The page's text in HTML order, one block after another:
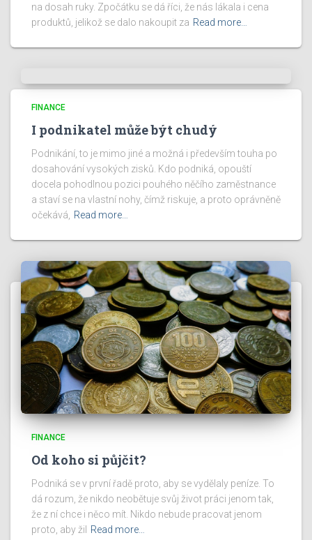
na dosah ruky. Zpočátku se dá říci, že nás lákala i cena
produktů, jelikož se dalo nakoupit za Read more…
FINANCE
I podnikatel může být chudý
Podnikání, to je mimo jiné a možná i především touha po
dosahování vysokých zisků. Kdo podniká, opouští
docela pohodlnou pozici pouhého něčího zaměstnance
a staví se na vlastní nohy, čímž riskuje, a proto oprávněně
očekává,
Read more…
FINANCE
Od koho si půjčit?
Podniká se v první řadě proto, aby se vydělaly peníze. To
dá rozum, že nikdo neobětuje svůj život práci jenom tak,
že z ní chce i něco mít. Nikdo nebude pracovat jenom
proto, aby žil
Read more…